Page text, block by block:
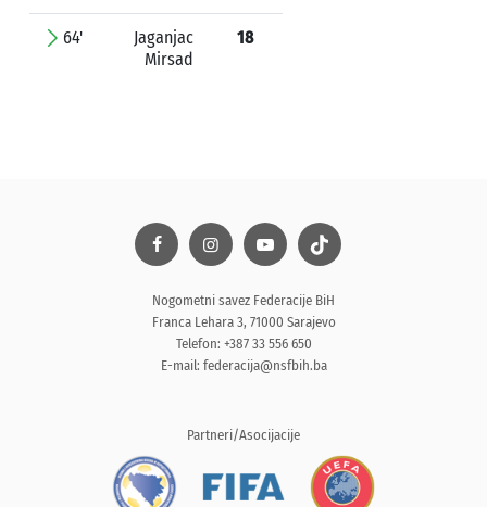
64'
Jaganjac
Mirsad
18
Nogometni savez Federacije BiH
Franca Lehara 3, 71000 Sarajevo
Telefon: +387 33 556 650
E-mail: federacija@nsfbih.ba
Partneri/Asocijacije